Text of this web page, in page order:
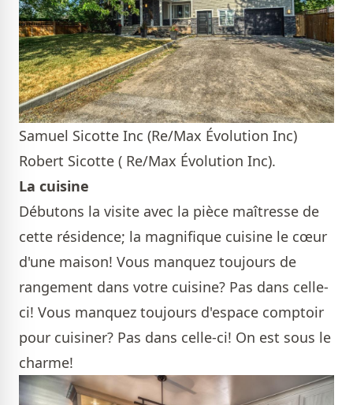
Samuel Sicotte Inc (Re/Max Évolution Inc)
Robert Sicotte ( Re/Max Évolution Inc).
La cuisine
Débutons la visite avec la pièce maîtresse de
cette résidence; la magnifique cuisine le cœur
d'une maison! Vous manquez toujours de
rangement dans votre cuisine? Pas dans celle-
ci! Vous manquez toujours d'espace comptoir
pour cuisiner? Pas dans celle-ci! On est sous le
charme!